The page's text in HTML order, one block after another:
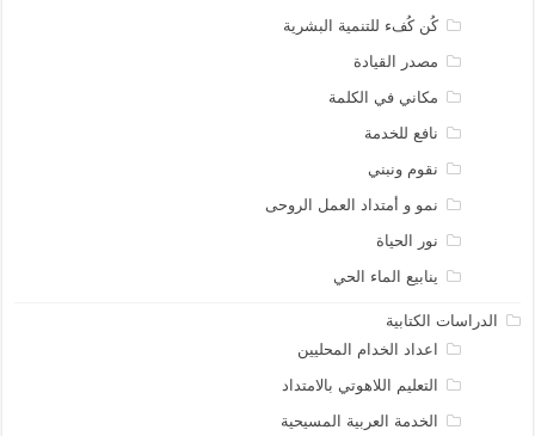
كُن كُفء للتنمية البشرية
مصدر القيادة
مكاني في الكلمة
نافع للخدمة
نقوم ونبني
نمو و أمتداد العمل الروحى
نور الحياة
ينابيع الماء الحي
الدراسات الكتابية
اعداد الخدام المحليين
التعليم اللاهوتي بالامتداد
الخدمة العربية المسيحية